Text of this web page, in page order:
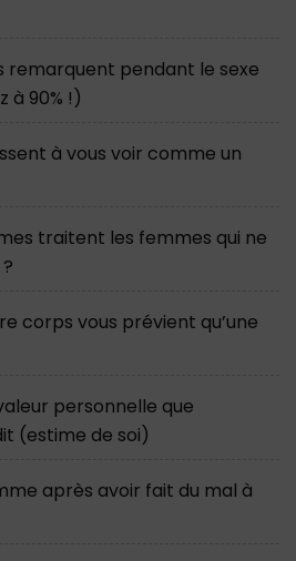
remarquent pendant le sexe
à 90% !)
à vous voir comme un
traitent les femmes qui ne
corps vous prévient qu’une
personnelle que
(estime de soi)
après avoir fait du mal à